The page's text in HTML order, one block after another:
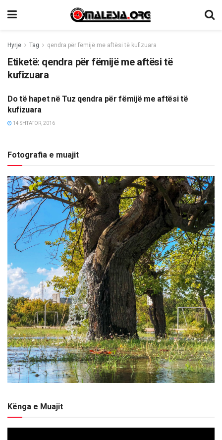
Hyrje Tag qendra për fëmijë me aftësi të kufizuara
Etiketë: qendra për fëmijë me aftësi të
kufizuara
TË NDRYSHME
Do të hapet në Tuz qendra për fëmijë me aftësi të
kufizuara
14 SHTATOR, 2016
Fotografia e muajit
Kënga e Muajit